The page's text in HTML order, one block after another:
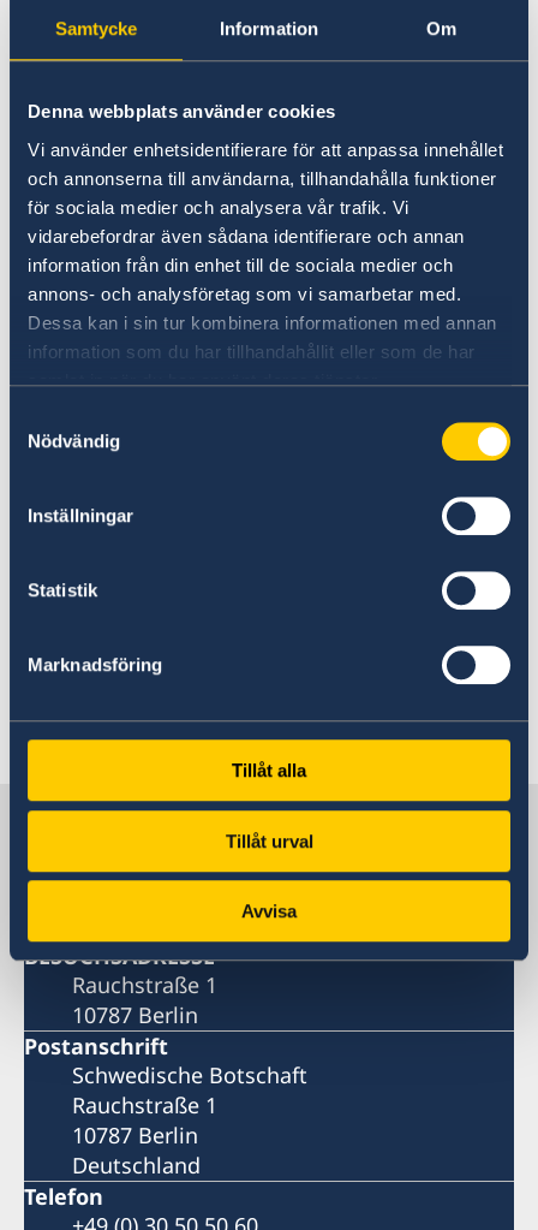
Samtycke Information Om
Denna webbplats använder cookies
Vi använder enhetsidentifierare för att anpassa innehållet
och annonserna till användarna, tillhandahålla funktioner
för sociala medier och analysera vår trafik. Vi
vidarebefordrar även sådana identifierare och annan
information från din enhet till de sociala medier och
annons- och analysföretag som vi samarbetar med.
Dessa kan i sin tur kombinera informationen med annan
information som du har tillhandahållit eller som de har
samlat in när du har använt deras tjänster.
Nödvändig
Inställningar
Statistik
Marknadsföring
Tillåt alla
Tillåt urval
Avvisa
Karlsson vom Dach und Ronja Räubertochter,
Erzählungen gehen auf ihre große künstlerische
Qualität zurück. Die Figuren Astrid Lindgrens
haben sich durch ihre Bilder unvergesslich in
unser kulturelles Gedächtnis eingeprägt.
Erstmals im deutschsprachigen Raum widmet
die LUDWIGGALERIE Schloss Oberhausen der
Autorin und ihren Illustrator*innen eine
umfangreiche Schau. Hier trifft
Kindheitsnostalgie auf Kunstgeschichte, hier
lässt sich Lindgrens Welt entdecken und
46049 Oberhausen
Pustekuchen, Schabernack und Plutimikation -
Letzte Aktualisierung 08 Juli 2026, 11.15
Schweden in Deutschland
Schwedische Botschaft
BESUCHSADRESSE
Rauchstraße 1
10787 Berlin
Postanschrift
Schwedische Botschaft
Rauchstraße 1
10787 Berlin
Deutschland
Telefon